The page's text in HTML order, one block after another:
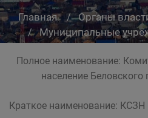
Главная
Органы
Муниципальные
Комитет социальной
Полное наименование:
население Беловского
Краткое наименование: КСЗН